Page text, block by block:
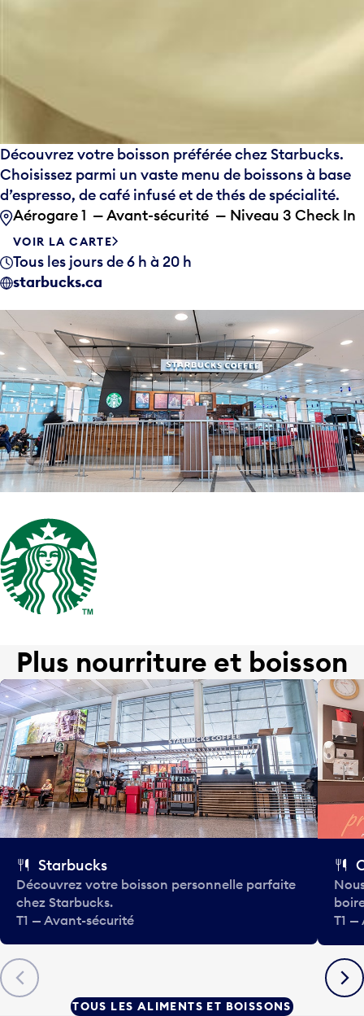
Découvrez votre boisson préférée chez Starbucks.
Choisissez parmi un vaste menu de boissons à base
d’espresso, de café infusé et de thés de spécialité.
Aérogare 1 — Avant-sécurité — Niveau 3 Check In
VOIR LA CARTE
Tous les jours de 6 h à 20 h
starbucks.ca
Plus nourriture et boisson
Précédent
Starbucks
Découvrez votre boisson personnelle parfaite
chez Starbucks.
T1 — Avant-sécurité
T1
TOUS LES ALIMENTS ET BOISSONS